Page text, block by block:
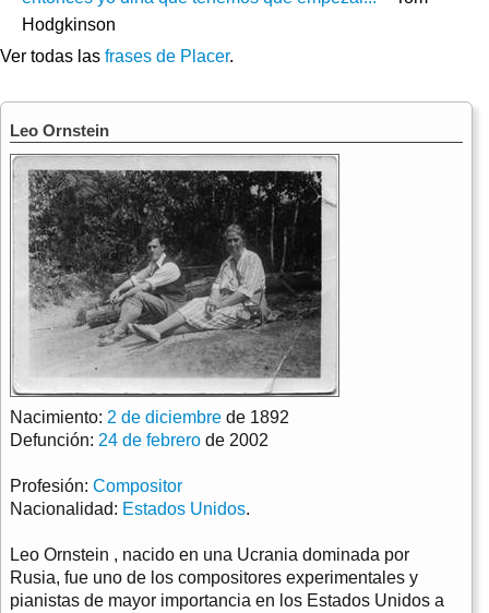
Hodgkinson
Ver todas las frases de Placer.
Leo Ornstein
Nacimiento: 2 de diciembre de 1892
Defunción: 24 de febrero de 2002
Profesión: Compositor
Nacionalidad: Estados Unidos.
Leo Ornstein , nacido en una Ucrania dominada por
Rusia, fue uno de los compositores experimentales y
pianistas de mayor importancia en los Estados Unidos a